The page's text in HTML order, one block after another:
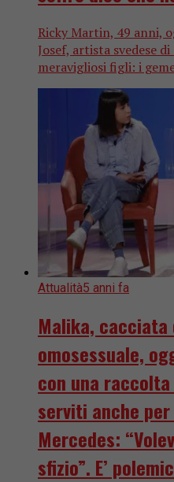
Ricky Martin, 49 anni,
Josef, artista svedese
meravigliosi figli: i
Attualità5 anni fa
Malika, cacciata
omosessuale,
con una
serviti anche
Mercedes:
sfizio”. E’